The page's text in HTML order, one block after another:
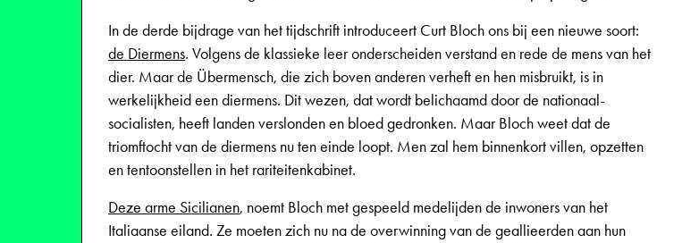
In de derde bijdrage van het tijdschrift introduceert Curt Bloch ons bij een nieuwe soort:
de Diermens. Volgens de klassieke leer onderscheiden verstand en rede de mens van het
dier. Maar de Übermensch, die zich boven anderen verheft en hen misbruikt, is in
werkelijkheid een diermens. Dit wezen, dat wordt belichaamd door de nationaal-
socialisten, heeft landen verslonden en bloed gedronken. Maar Bloch weet dat de
triomftocht van de diermens nu ten einde loopt. Men zal hem binnenkort villen, opzetten
en tentoonstellen in het rariteitenkabinet.
Deze arme Sicilianen, noemt Bloch met gespeeld medelijden de inwoners van het
Italiaanse eiland. Ze moeten zich nu na de overwinning van de geallieerden aan hun